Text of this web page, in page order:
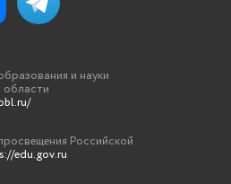
и науки
Российской
edu.gov.ru